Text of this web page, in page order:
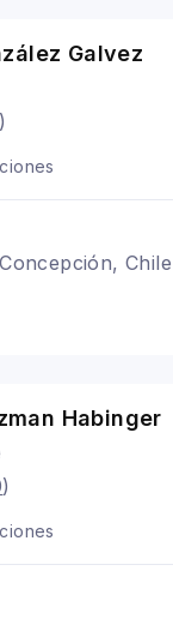
Galvez
)
Chile
Habinger
)